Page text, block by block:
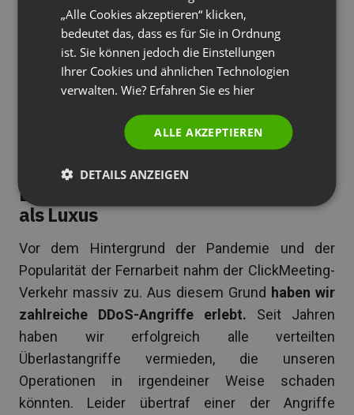
Alle Kundendaten werden sicher in der
Europäischen Union gespeichert – geschützt
durch DSGVO.Unser Hauptsitz befindet sich in
Europa und wir sind Experten für
grenzüberschreitende, globale Geschäfte geht.
DDoS-Schutz – als Standard, nicht
als Luxus
Vor dem Hintergrund der Pandemie und der
Popularität der Fernarbeit nahm der ClickMeeting-
Verkehr massiv zu. Aus diesem Grund haben wir
zahlreiche DDoS-Angriffe erlebt. Seit Jahren
haben wir erfolgreich alle verteilten
Überlastangriffe vermieden, die unseren
Operationen in irgendeiner Weise schaden
könnten. Leider übertraf einer der Angriffe
ITALIAN
„Alle Cookies akzeptieren“ klicken,
bedeutet das, dass es für Sie in Ordnung
ist. Sie können jedoch die Einstellungen
Ihrer Cookies und ähnlichen Technologien
verwalten. Wie? Erfahren Sie es hier
ALLE AKZEPTIEREN
DETAILS ANZEIGEN